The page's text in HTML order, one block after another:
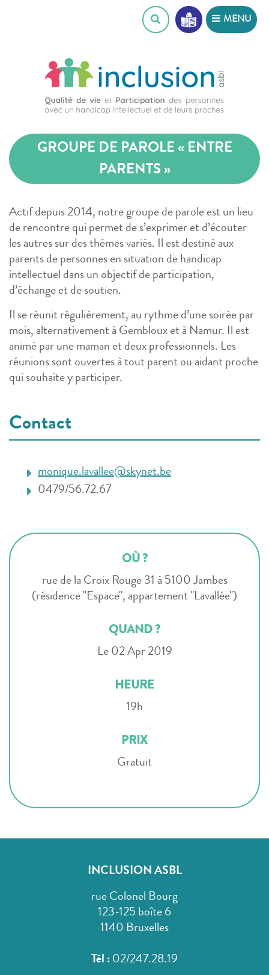
MENU
GROUPE DE PAROLE « ENTRE
PARENTS »
Actif depuis 2014, notre groupe de parole est un lieu
de rencontre qui permet de s’exprimer et d’écouter
les autres sur des thèmes variés. Il est destiné aux
parents de personnes en situation de handicap
intellectuel dans un objectif de participation,
d’échange et de soutien.
Il se réunit régulièrement, au rythme d’une soirée par
mois, alternativement à Gembloux et à Namur. Il est
animé par une maman et deux professionnels. Les
réunions sont ouvertes à tout parent ou aidant proche
qui souhaite y participer.
Contact
monique.lavallee@skynet.be
0479/56.72.67
OÙ ?
rue de la Croix Rouge 31 à 5100 Jambes
(résidence "Espace", appartement "Lavallée")
QUAND ?
Le 02 Apr 2019
HEURE
19h
PRIX
Gratuit
INCLUSION ASBL
rue Colonel Bourg
123-125 boîte 6
1140 Bruxelles
Tél : 02/247.28.19